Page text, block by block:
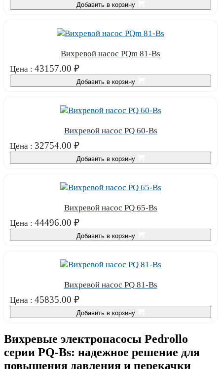
Добавить в корзину
Вихревой насос PQm 81-Bs
Цена : 43157.00 ₽
Добавить в корзину
Вихревой насос PQ 60-Bs
Цена : 32754.00 ₽
Добавить в корзину
Вихревой насос PQ 65-Bs
Цена : 44496.00 ₽
Добавить в корзину
Вихревой насос PQ 81-Bs
Цена : 45835.00 ₽
Добавить в корзину
Вихревые электронасосы Pedrollo
серии PQ-Bs: надежное решение для
повышения давления и перекачки